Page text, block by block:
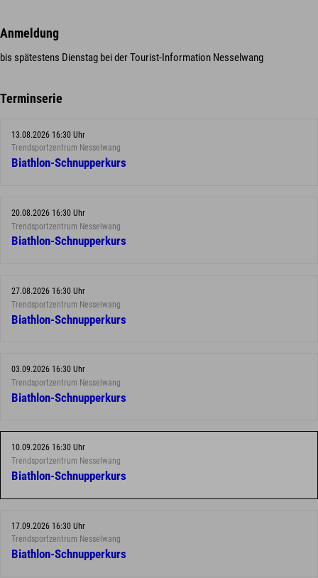
Anmeldung
bis spätestens Dienstag bei der Tourist-Information Nesselwang
Terminserie
13.08.2026 16:30 Uhr
Trendsportzentrum Nesselwang
Biathlon-Schnupperkurs
20.08.2026 16:30 Uhr
Trendsportzentrum Nesselwang
Biathlon-Schnupperkurs
27.08.2026 16:30 Uhr
Trendsportzentrum Nesselwang
Biathlon-Schnupperkurs
03.09.2026 16:30 Uhr
Trendsportzentrum Nesselwang
Biathlon-Schnupperkurs
10.09.2026 16:30 Uhr
Trendsportzentrum Nesselwang
Biathlon-Schnupperkurs
17.09.2026 16:30 Uhr
Trendsportzentrum Nesselwang
Biathlon-Schnupperkurs